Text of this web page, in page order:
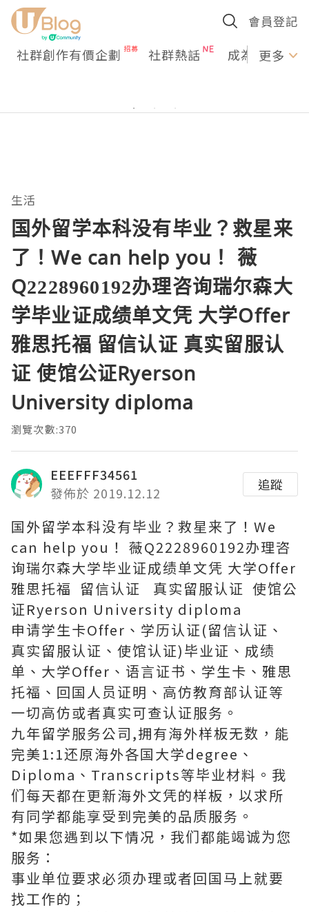
會員登記
社群創作有價企劃 社群熱話 成為U更多
生活
国外留学本科没有毕业？救星来
了！We can help you！ 薇
Q2228960192办理咨询瑞尔森大
学毕业证成绩单文凭 大学Offer
雅思托福 留信认证 真实留服认
证 使馆公证Ryerson
University diploma
瀏覽次數:370
EEEFFF34561
發佈於 2019.12.12
追蹤
国外留学本科没有毕业？救星来了！We
can help you！ 薇Q2228960192办理咨
询瑞尔森大学毕业证成绩单文凭 大学Offer
雅思托福 留信认证 真实留服认证 使馆公
证Ryerson University diploma
申请学生卡Offer、学历认证(留信认证、
真实留服认证、使馆认证)毕业证、成绩
单、大学Offer、语言证书、学生卡、雅思
托福、回国人员证明、高仿教育部认证等
一切高仿或者真实可查认证服务。
九年留学服务公司,拥有海外样板无数，能
完美1:1还原海外各国大学degree、
Diploma、Transcripts等毕业材料。我
们每天都在更新海外文凭的样板，以求所
有同学都能享受到完美的品质服务。
*如果您遇到以下情况，我们都能竭诚为您
服务：
事业单位要求必须办理或者回国马上就要
找工作的；